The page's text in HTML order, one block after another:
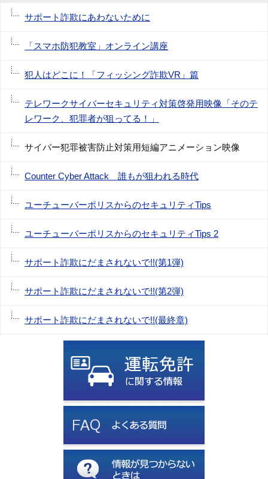
サポート詐欺にあわないために
「スマホ防犯教室」オンライン講座
犯人はどこに！「フィッシング詐欺VR」篇
テレワークサイバーセキュリティ対策啓発用映像「そのテ
レワーク、犯罪者が狙ってる！」
サイバー犯罪被害防止対策用短編アニメーション映像
Counter Cyber Attack 誰もが狙われる時代
ユーチューバーポリスからのセキュリティTips
ユーチューバーポリスからのセキュリティTips 2
サポート詐欺にだまされないで!!(第1弾)
サポート詐欺にだまされないで!!(第2弾)
サポート詐欺にだまされないで!!(最終章)